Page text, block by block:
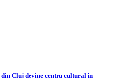
Cluj devine centru cultural în